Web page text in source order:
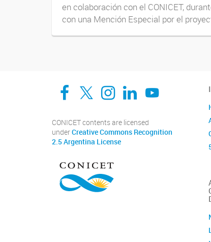
en colaboración con el CONICET,
con una Mención Especial por el
Facebook
Twitter
Instagram
Linkedin
YouTube
CONICET contents are licensed
underCreative Commons Recognition
2.5 Argentina License